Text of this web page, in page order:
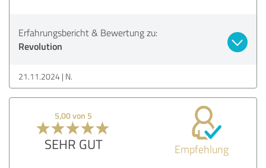
Erfahrungsbericht & Bewertung zu:
Revolution
21.11.2024 N.
5,00 von 5
SEHR GUT Empfehlung